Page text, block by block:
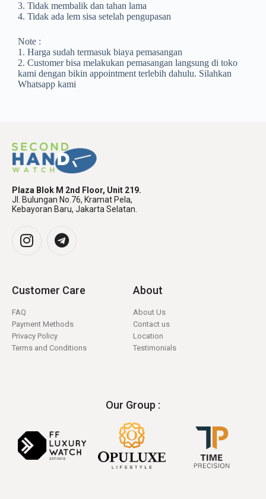
3. Tidak membalik dan tahan lama
4. Tidak ada lem sisa setelah pengupasan
Note :
1. Harga sudah termasuk biaya pemasangan
2. Customer bisa melakukan pemasangan langsung di toko
kami dengan bikin appointment terlebih dahulu. Silahkan
Whatsapp kami
Plaza Blok M 2nd Floor, Unit 219.
Jl. Bulungan No.76, Kramat Pela,
Kebayoran Baru, Jakarta Selatan.
Customer Care
FAQ
Payment Methods
Privacy Policy
Terms and Conditions
About
About Us
Contact us
Location
Testimonials
Our Group :